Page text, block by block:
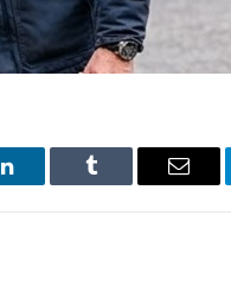
LinkedIn Tumblr Email